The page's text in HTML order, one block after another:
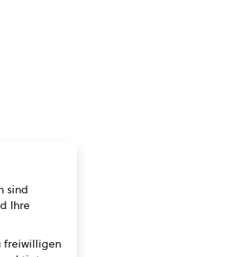
sind
Ihre
freiwilligen